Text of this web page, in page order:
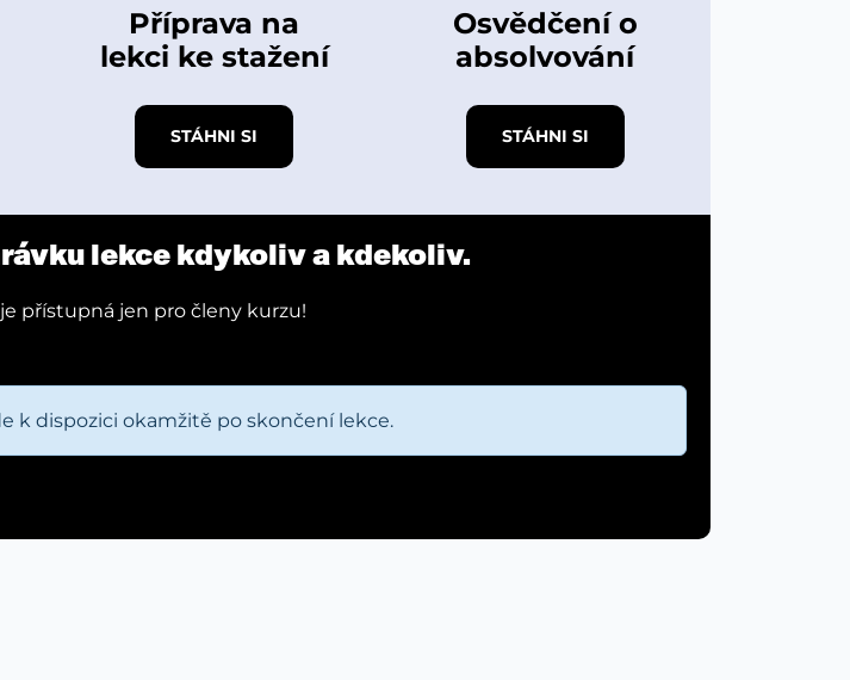
Příprava na
lekci ke stažení
STÁHNI SI
Osvědčení o
absolvování
STÁHNI SI
lekce kdykoliv a kdekoliv.
přístupná jen pro členy kurzu!
k dispozici okamžitě po skončení lekce.